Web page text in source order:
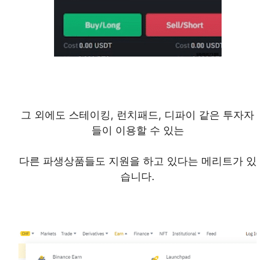
그 외에도 스테이킹, 런치패드, 디파이 같은 투자자
들이 이용할 수 있는
다른 파생상품들도 지원을 하고 있다는 메리트가 있
습니다.